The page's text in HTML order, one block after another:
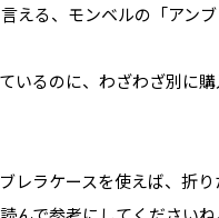
える、モンベルの「アンブ
いるのに、わざわざ別に
レラケースを使えば、折